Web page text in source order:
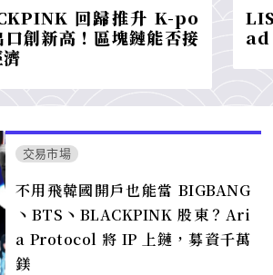
回歸推升 K-po
創新高！區塊鏈能否接
ad
交易市場
不用飛韓國開戶也能當 BIGBANG
丶BTS丶BLACKPINK 股東？Ari
a Protocol 將 IP 上鏈，募資千萬
鎂